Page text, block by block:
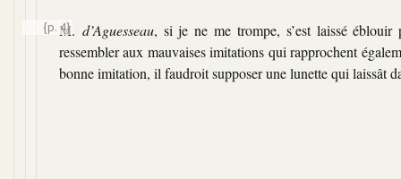
{p. 4}
M. d’Aguesseau, si je ne me trompe, s’est laissé
ressembler aux mauvaises imitations qui rapprochent
bonne imitation, il faudroit supposer une lunette qui laissât